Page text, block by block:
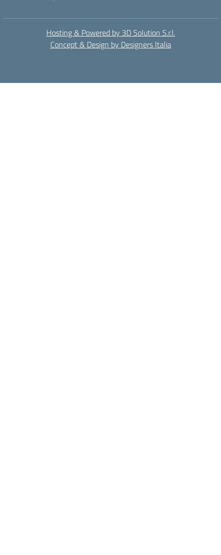
Hosting & Powered by 3D Solution S.r.l.
Concept & Design by Designers Italia